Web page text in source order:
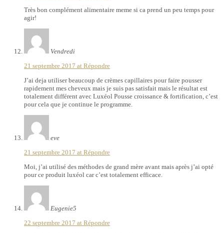
Très bon complément alimentaire meme si ca prend un peu temps pour
agir!
Vendredi
21 septembre 2017 at Répondre
J’ai deja utiliser beaucoup de crèmes capillaires pour faire pousser
rapidement mes cheveux mais je suis pas satisfait mais le résultat est
totalement différent avec Luxéol Pousse croissance & fortification, c’est
pour cela que je continue le programme.
eve
21 septembre 2017 at Répondre
Moi, j’ai utilisé des méthodes de grand mère avant mais après j’ai opté
pour ce produit luxéol car c’est totalement efficace.
Eugenie5
22 septembre 2017 at Répondre